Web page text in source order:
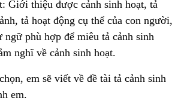
Giới thiệu được cảnh sinh hoạt, tả
tả hoạt động cụ thể của con người,
ngữ phù hợp để miêu tả cảnh sinh
nghĩ về cảnh sinh hoạt.
em sẽ viết về đề tài tả cảnh sinh
em.